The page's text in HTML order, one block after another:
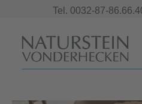
Tel. 0032-87-